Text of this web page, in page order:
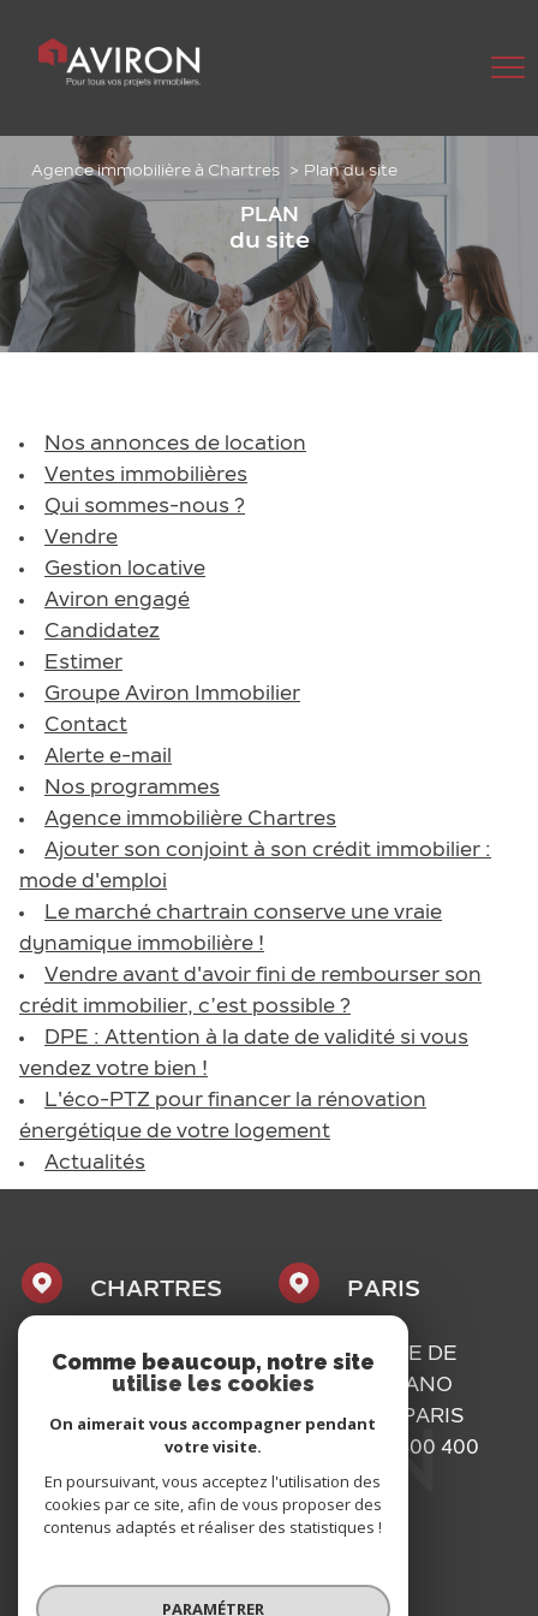
Agence immobilière à Chartres Plan du site
PLAN
du site
Nos annonces de location
Ventes immobilières
Qui sommes-nous ?
Vendre
Gestion locative
Aviron engagé
Candidatez
Estimer
Groupe Aviron Immobilier
Contact
Alerte e-mail
Nos programmes
Agence immobilière Chartres
Ajouter son conjoint à son crédit immobilier :
mode d'emploi
Le marché chartrain conserve une vraie
dynamique immobilière !
Vendre avant d'avoir fini de rembourser son
crédit immobilier, c’est possible ?
DPE : Attention à la date de validité si vous
vendez votre bien !
L'éco-PTZ pour financer la rénovation
énergétique de votre logement
Actualités
CHARTRES
02 37 300 400
1, PLACE
MAURICE
CAZALIS
CHARTRES
PARIS
01 73 300 400
16, RUE DE
BASSANO
75116
PARIS
Comme beaucoup, notre site
utilise les cookies
On aimerait vous accompagner pendant
votre visite.
En poursuivant, vous acceptez l'utilisation des
cookies par ce site, afin de vous proposer des
contenus adaptés et réaliser des statistiques !
PARAMÉTRER